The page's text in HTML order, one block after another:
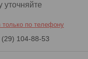
уточняйте
только по телефону
(29) 104-88-53